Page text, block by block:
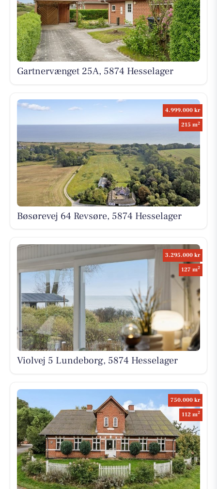
Gartnervænget 25A, 5874 Hesselager
4.999.000 kr
215 m2
Bøsørevej 64 Revsøre, 5874 Hesselager
3.295.000 kr
127 m2
Violvej 5 Lundeborg, 5874 Hesselager
750.000 kr
112 m2